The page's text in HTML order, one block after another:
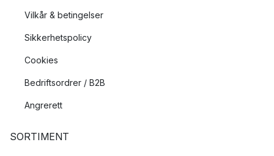
Vilkår & betingelser
Sikkerhetspolicy
Cookies
Bedriftsordrer / B2B
Angrerett
SORTIMENT